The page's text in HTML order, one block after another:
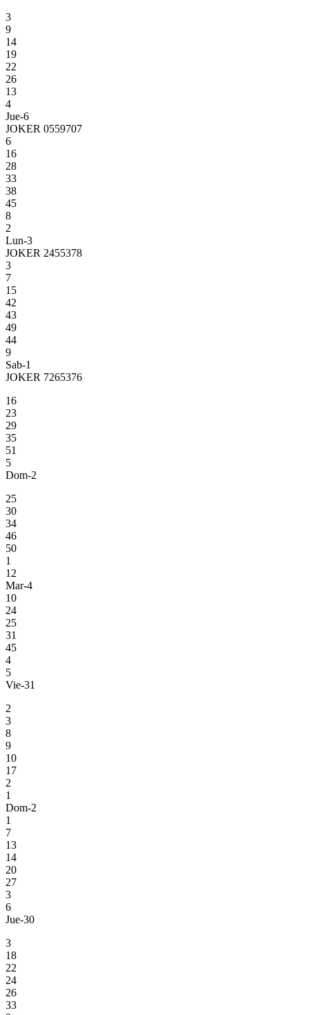
3
9
14
19
22
26
13
4
Jue-6
JOKER 0559707
6
16
28
33
38
45
8
2
Lun-3
JOKER 2455378
3
7
15
42
43
49
44
9
Sab-1
JOKER 7265376
16
23
29
35
51
5
Dom-2
25
30
34
46
50
1
12
Mar-4
10
24
25
31
45
4
5
Vie-31
2
3
8
9
10
17
2
1
Dom-2
1
7
13
14
20
27
3
6
Jue-30
3
18
22
24
26
33